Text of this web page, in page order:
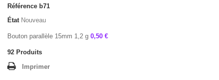
Référence b71
État Nouveau
Bouton parallèle 15mm 1,2 g 0,50 €
92 Produits
Imprimer